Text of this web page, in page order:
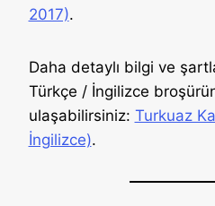
2017).
Daha detaylı bilgi ve
Türkçe / İngilizce
ulaşabilirsiniz: Turkuaz
İngilizce).